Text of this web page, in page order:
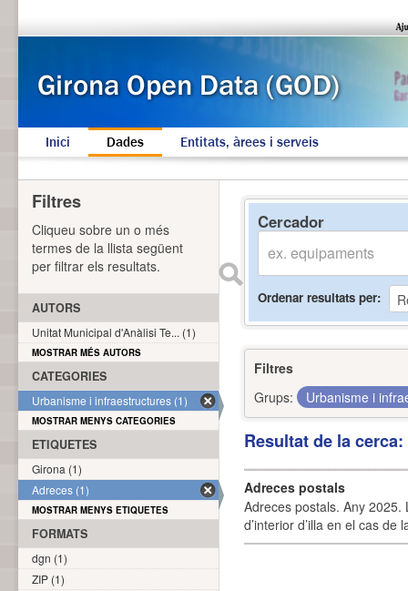
Inici Dades Entitats, àrees i serveis
Cercador
Ordenar resultats per
Filtres
Grups:
Urbanisme i
Resultat de la
Adreces postals
Adreces postals. Any 2025.
d’interior d’illa en el cas
Filtres
Cliqueu sobre un o més
termes de la llista següent
per filtrar els resultats.
AUTORS
Unitat Municipal d'Anàlisi Te... (1)
MOSTRAR MÉS AUTORS
CATEGORIES
Urbanisme i infraestructures (1)
MOSTRAR MENYS CATEGORIES
ETIQUETES
Girona (1)
Adreces (1)
MOSTRAR MENYS ETIQUETES
FORMATS
dgn (1)
ZIP (1)